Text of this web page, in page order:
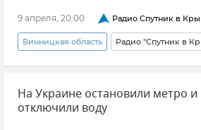
9 апреля, 20:00 Радио Спутник в
Винницкая область Радио "Спутник в
Политика
ВСУ (Вооруженные силы Украины)
На Украине остановили метро и
отключили воду